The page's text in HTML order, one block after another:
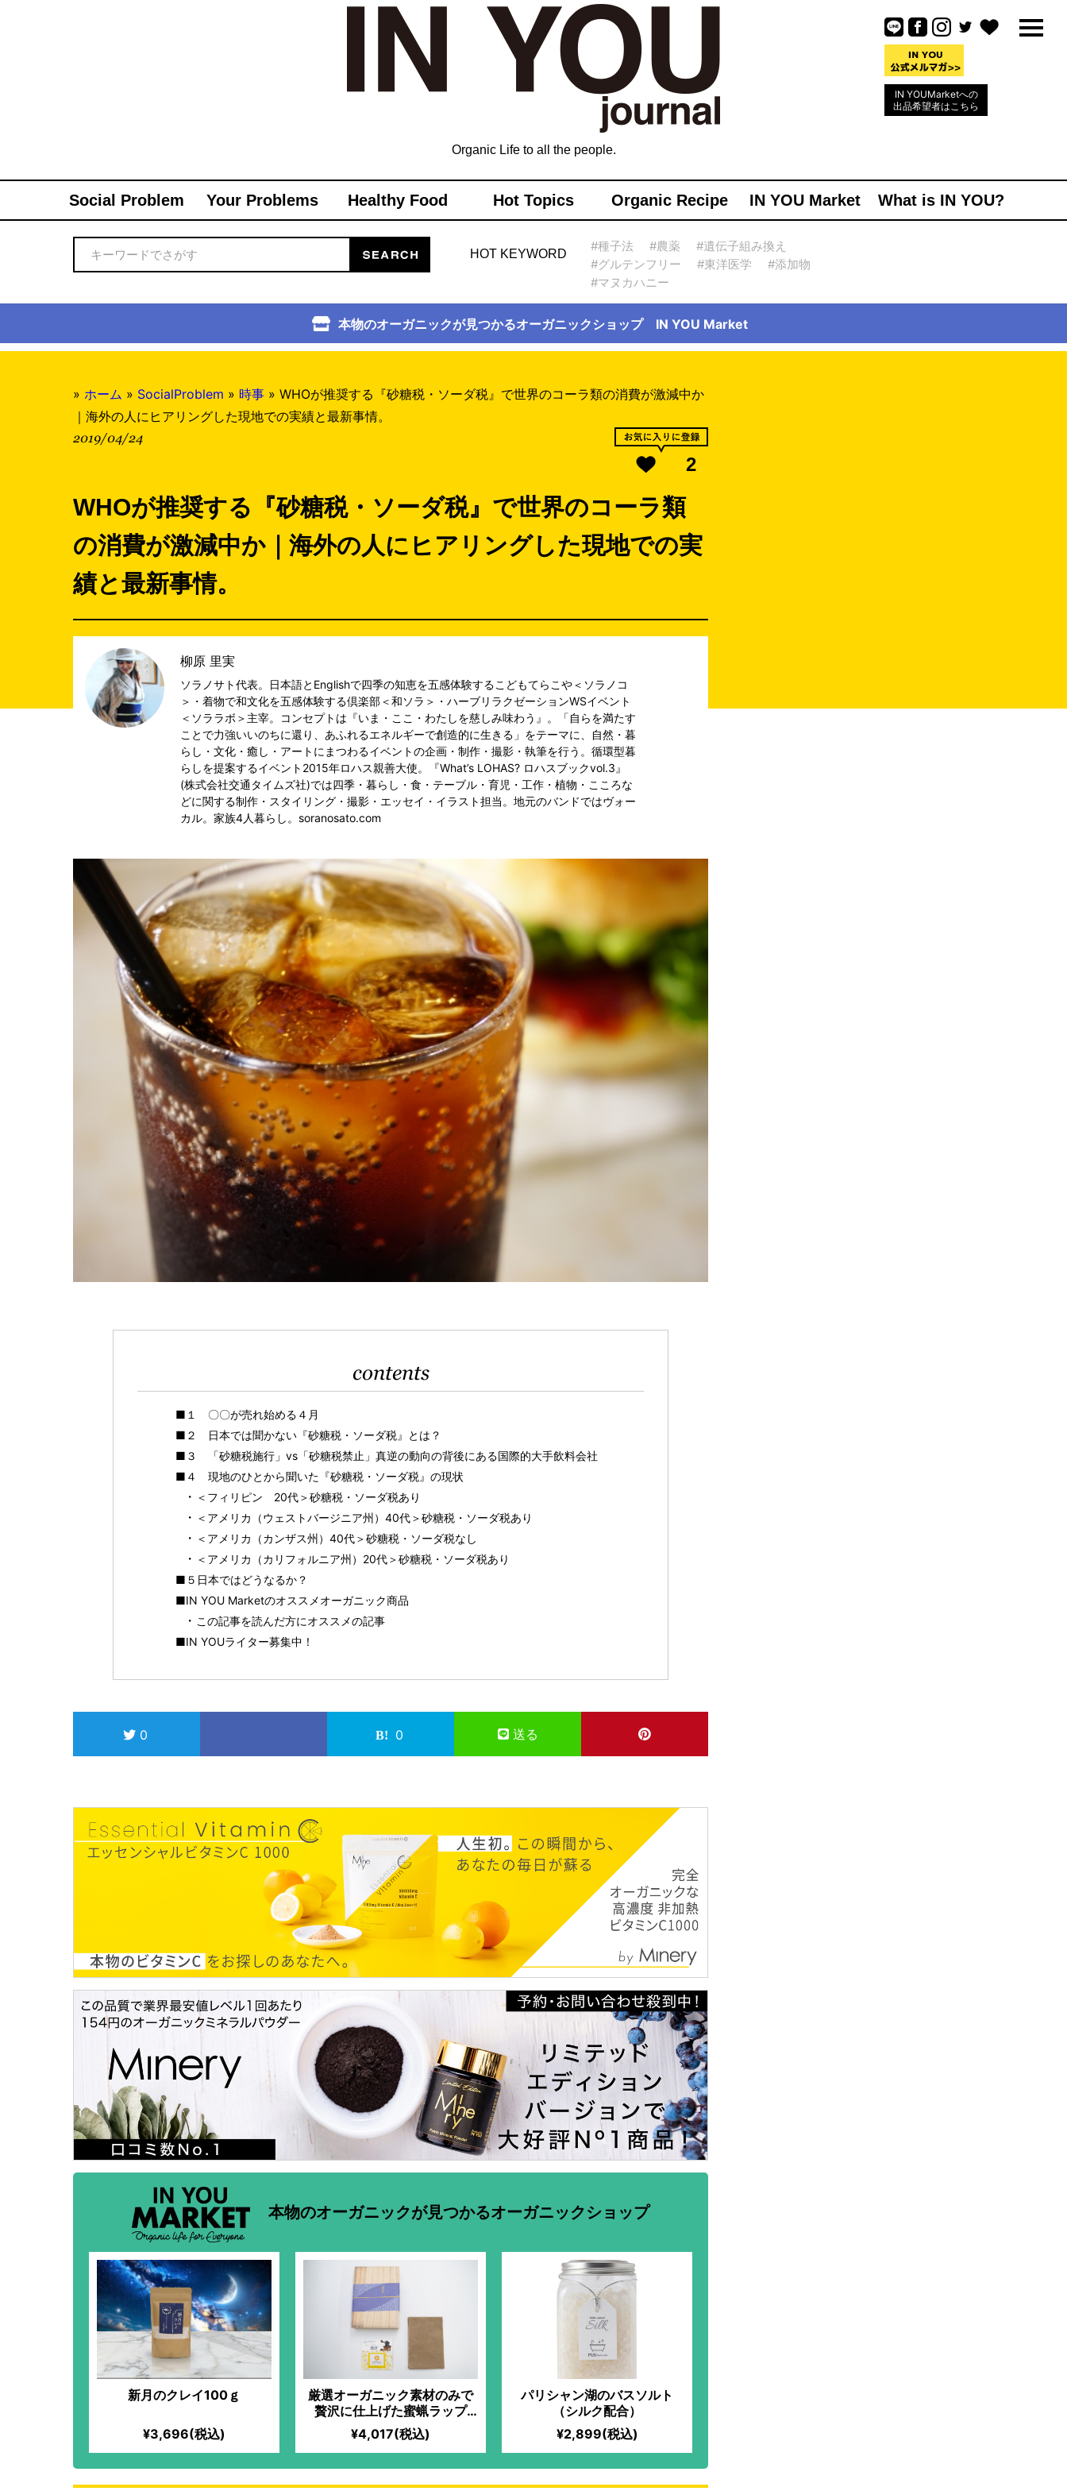
IN YOUMarketへの
出品希望者はこちら
Organic Life to all the people.
Social Problem Your Problems Healthy Food Hot Topics Organic Recipe IN YOU Market What is IN YOU?
HOT KEYWORD
#種子法 #農薬
#遺伝子組み換え
#グルテンフリー
#東洋医学
#添加物
#マヌカハニー
本物のオーガニックが見つかるオーガニックショップ IN YOU Market
» ホーム » SocialProblem » 時事 » WHOが推奨する『砂糖税・ソーダ税』で世界のコーラ類の消費が激減中か
｜海外の人にヒアリングした現地での実績と最新事情。
2019/04/24
2
WHOが推奨する『砂糖税・ソーダ税』で世界のコーラ類
の消費が激減中か｜海外の人にヒアリングした現地での実
績と最新事情。
柳原 里実
ソラノサト代表。日本語とEnglishで四季の知恵を五感体験するこどもてらこや＜ソラノコ
＞・着物で和文化を五感体験する倶楽部＜和ソラ＞・ハーブリラクゼーションWSイベント
＜ソララボ＞主宰。コンセプトは『いま・ここ・わたしを慈しみ味わう』。「自らを満たす
ことで力強いいのちに還り、あふれるエネルギーで創造的に生きる」をテーマに、自然・暮
らし・文化・癒し・アートにまつわるイベントの企画・制作・撮影・執筆を行う。循環型暮
らしを提案するイベント2015年ロハス親善大使。『What’s LOHAS? ロハスブックvol.3』
(株式会社交通タイムズ社)では四季・暮らし・食・テーブル・育児・工作・植物・こころな
どに関する制作・スタイリング・撮影・エッセイ・イラスト担当。地元のバンドではヴォー
カル。家族4人暮らし。soranosato.com
contents
■１ 〇〇が売れ始める４月
■２ 日本では聞かない『砂糖税・ソーダ税』とは？
■３ 「砂糖税施行」vs「砂糖税禁止」真逆の動向の背後にある国際的大手飲料会社
■４ 現地のひとから聞いた『砂糖税・ソーダ税』の現状
＜フィリピン 20代＞砂糖税・ソーダ税あり
＜アメリカ（ウェストバージニア州）40代＞砂糖税・ソーダ税あり
＜アメリカ（カンザス州）40代＞砂糖税・ソーダ税なし
＜アメリカ（カリフォルニア州）20代＞砂糖税・ソーダ税あり
■５日本ではどうなるか？
■IN YOU Marketのオススメオーガニック商品
この記事を読んだ方にオススメの記事
■IN YOUライター募集中！
0 0 送る
本物のオーガニックが見つかるオーガニックショップ
新月のクレイ100ｇ
¥3,696(税込)
厳選オーガニック素材のみで
贅沢に仕上げた蜜蝋ラップ
（コーヒー）
¥4,017(税込)
パリシャン湖のバスソルト
（シルク配合）
¥2,899(税込)